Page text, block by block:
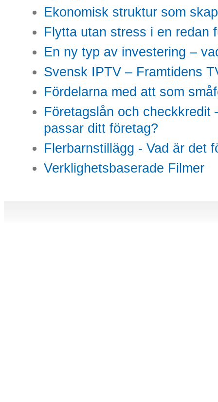
Ekonomisk struktur som
Flytta utan stress i en redan
En ny typ av investering –
Svensk IPTV – Framtidens
Fördelarna med att som
Företagslån och checkkredit
passar ditt företag?
Flerbarnstillägg - Vad är det
Verklighetsbaserade Filmer